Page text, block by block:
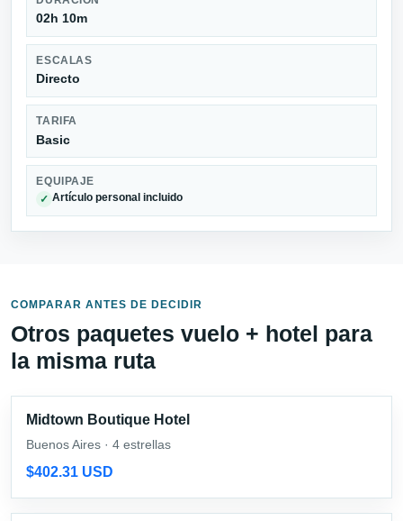
02h 10m
ESCALAS
Directo
TARIFA
Basic
EQUIPAJE
✓ Artículo personal incluido
COMPARAR ANTES DE DECIDIR
Otros paquetes vuelo + hotel para
la misma ruta
Midtown Boutique Hotel
Buenos Aires · 4 estrellas
$402.31 USD